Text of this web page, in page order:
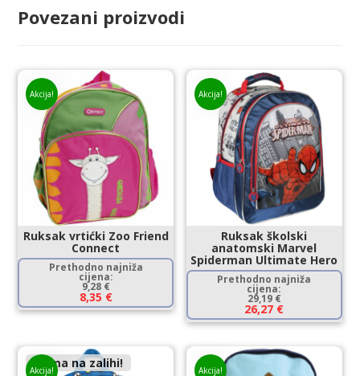
Povezani proizvodi
Ruksak vrtićki Zoo Friend
Connect
Prethodno najniža
cijena:
9,28 €
8,35 €
Akcija!
Ruksak školski
anatomski Marvel
Spiderman Ultimate Hero
Prethodno najniža
cijena:
29,19 €
26,27 €
Akcija!
Nema na zalihi!
Akcija! Akcija!